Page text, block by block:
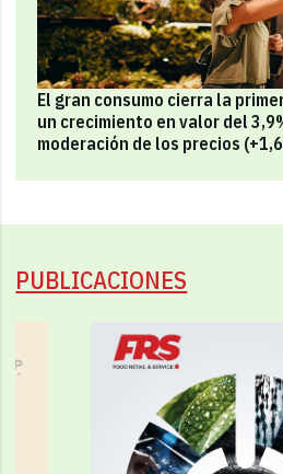
El gran consumo cierra la
un crecimiento en valor del
moderación de los precios
PUBLICACIONES